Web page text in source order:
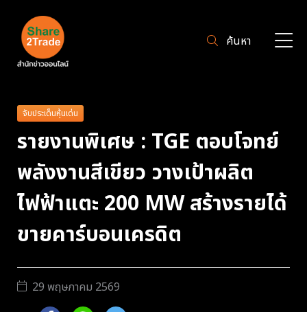
ค้นหา
จับประเด็นหุ้นเด่น
รายงานพิเศษ : TGE ตอบโจทย์
พลังงานสีเขียว วางเป้าผลิต
ไฟฟ้าแตะ 200 MW สร้างรายได้
ขายคาร์บอนเครดิต
29 พฤษภาคม 2569